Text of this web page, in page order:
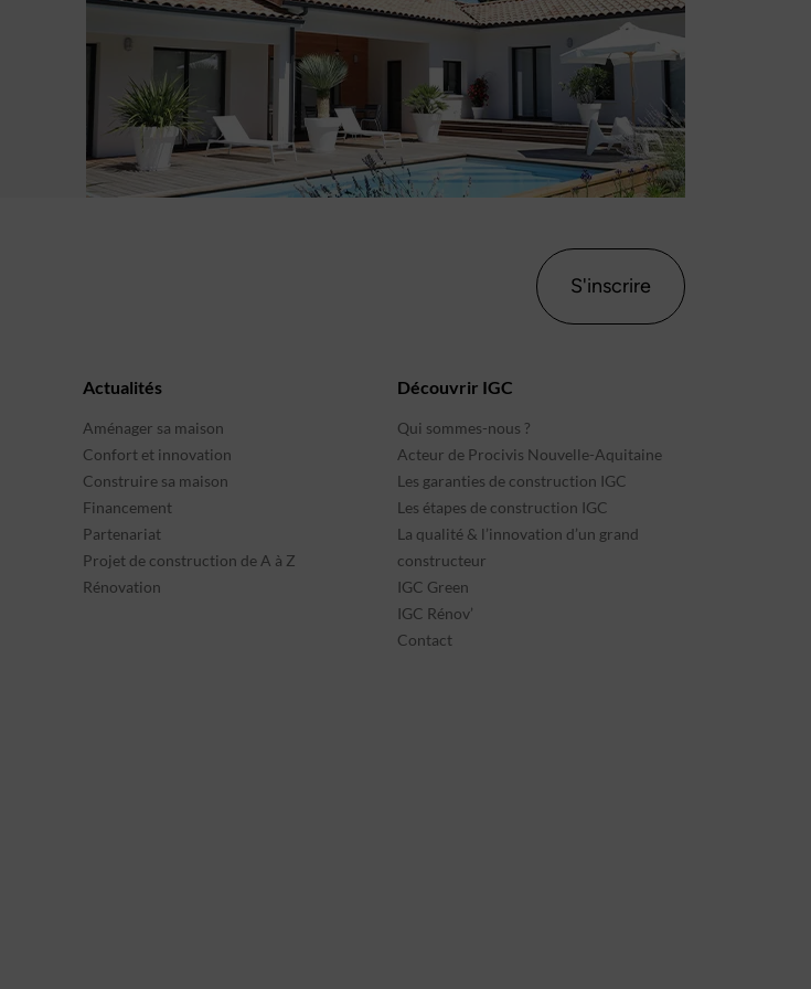
S'inscrire
Actualités
Aménager sa maison
Confort et innovation
Construire sa maison
Financement
Partenariat
Projet de construction de A à Z
Rénovation
Découvrir IGC
Qui sommes-nous ?
Acteur de Procivis Nouvelle-Aquitaine
Les garanties de construction IGC
Les étapes de construction IGC
La qualité & l’innovation d’un grand
constructeur
IGC Green
IGC Rénov’
Contact